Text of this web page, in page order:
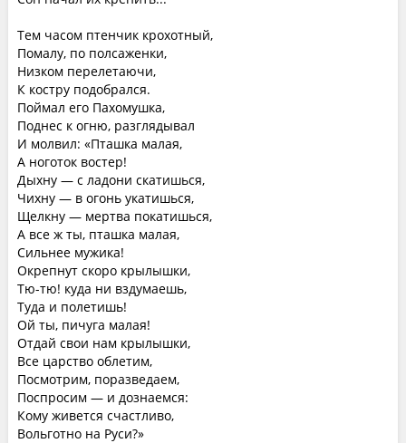
Тем часом птенчик крохотный,
Помалу, по полсаженки,
Низком перелетаючи,
К костру подобрался.
Поймал его Пахомушка,
Поднес к огню, разглядывал
И молвил: «Пташка малая,
А ноготок востер!
Дыхну — с ладони скатишься,
Чихну — в огонь укатишься,
Щелкну — мертва покатишься,
А все ж ты, пташка малая,
Сильнее мужика!
Окрепнут скоро крылышки,
Тю-тю! куда ни вздумаешь,
Туда и полетишь!
Ой ты, пичуга малая!
Отдай свои нам крылышки,
Все царство облетим,
Посмотрим, поразведаем,
Поспросим — и дознаемся:
Кому живется счастливо,
Вольготно на Руси?»